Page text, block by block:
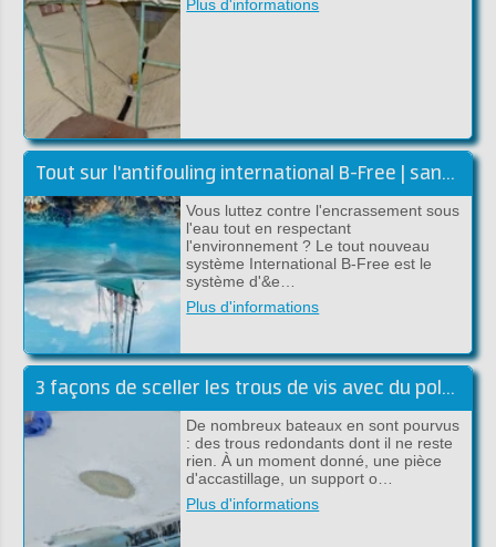
Plus d'informations
Tout sur l'antifouling international B-Free | sans biocides
Vous luttez contre l'encrassement sous
l'eau tout en respectant
l'environnement ? Le tout nouveau
système International B-Free est le
système d'&e…
Plus d'informations
3 façons de sceller les trous de vis avec du polyester
De nombreux bateaux en sont pourvus
: des trous redondants dont il ne reste
rien. À un moment donné, une pièce
d'accastillage, un support o…
Plus d'informations